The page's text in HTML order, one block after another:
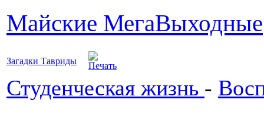
Майские МегаВыходные
Загадки Тавриды
Студенческая жизнь -